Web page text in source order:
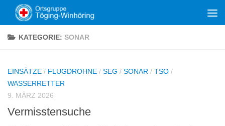
Zum Inhalt springen
KATEGORIE: SONAR
EINSÄTZE / FLUGDROHNE / SEG / SONAR / TSO /
WASSERRETTER
9. MÄRZ 2026
Vermisstensuche